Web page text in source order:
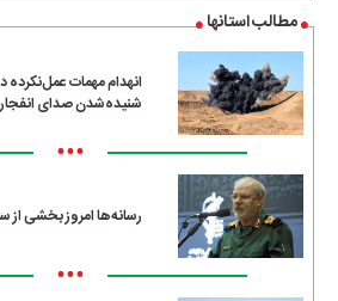
مطالب استانها
انهدام مهمات عمل‌نکرده
شنیده‌شدن صدای انفجار
•••
رسانه‌ها امروز بخشی از
•••